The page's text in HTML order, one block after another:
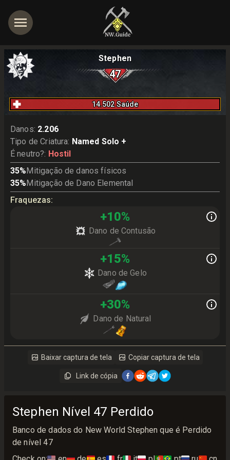
Stephen
47
14.502Saúde
Danos: 2.206
Tipo de Criatura: Named Solo +
É neutro?: Hostil
35%Mitigação de danos físicos
35%Mitigação de Dano Elemental
Fraquezas:
+10%
Dano de Contusão
+15%
Dano de Gelo
+30%
Dano de Natural
Baixar captura de tela Copiar captura de tela
Link de cópia
Stephen Nível 47 Perdido
Banco de dados do New World Stephen que é Perdido
de nível 47